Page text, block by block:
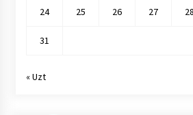
24 25 26 27 28
31
« Uzt